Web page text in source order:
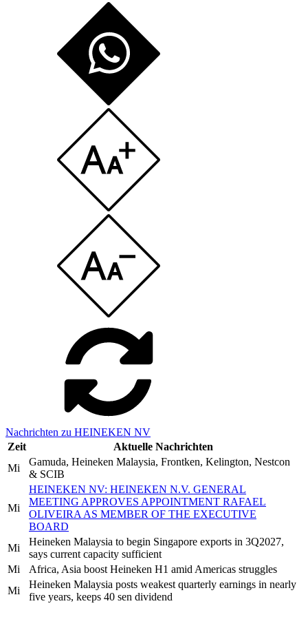
Nachrichten zu HEINEKEN NV
Zeit
Aktuelle Nachrichten
Mi
Gamuda, Heineken Malaysia, Frontken, Kelington, Nestcon
& SCIB
Mi
HEINEKEN NV: HEINEKEN N.V. GENERAL
MEETING APPROVES APPOINTMENT RAFAEL
OLIVEIRA AS MEMBER OF THE EXECUTIVE
BOARD
Mi
Heineken Malaysia to begin Singapore exports in 3Q2027,
says current capacity sufficient
Mi
Africa, Asia boost Heineken H1 amid Americas struggles
Mi
Heineken Malaysia posts weakest quarterly earnings in nearly
five years, keeps 40 sen dividend